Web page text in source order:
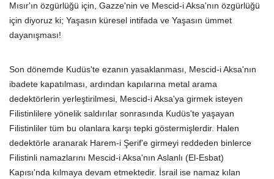
Mısır'ın özgürlüğü için, Gazze'nin ve Mescid-i Aksa'nın özgürlüğü
için diyoruz ki; Yaşasın küresel intifada ve Yaşasın ümmet
dayanışması!
Son dönemde Kudüs'te ezanın yasaklanması, Mescid-i Aksa'nın
ibadete kapatılması, ardından kapılarına metal arama
dedektörlerin yerleştirilmesi, Mescid-i Aksa'ya girmek isteyen
Filistinlilere yönelik saldırılar sonrasında Kudüs'te yaşayan
Filistinliler tüm bu olanlara karşı tepki göstermişlerdir. Halen
dedektörle aranarak Harem-i Şerif'e girmeyi reddeden binlerce
Filistinli namazlarını Mescid-i Aksa'nın Aslanlı (El-Esbat)
Kapısı'nda kılmaya devam etmektedir. İsrail ise namaz kılan